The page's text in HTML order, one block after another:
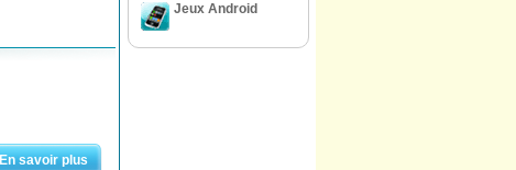
En savoir plus
Jeux Android